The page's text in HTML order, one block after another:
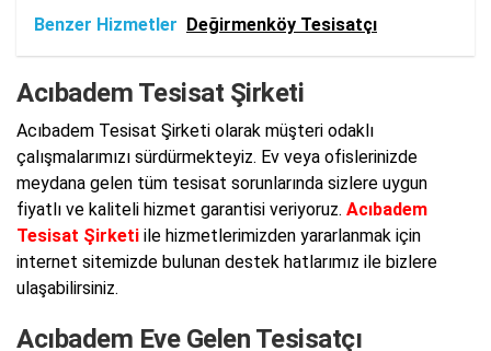
Benzer Hizmetler Değirmenköy Tesisatçı
Acıbadem Tesisat Şirketi
Acıbadem Tesisat Şirketi olarak müşteri odaklı
çalışmalarımızı sürdürmekteyiz. Ev veya ofislerinizde
meydana gelen tüm tesisat sorunlarında sizlere uygun
fiyatlı ve kaliteli hizmet garantisi veriyoruz. Acıbadem
Tesisat Şirketi ile hizmetlerimizden yararlanmak için
internet sitemizde bulunan destek hatlarımız ile bizlere
ulaşabilirsiniz.
Acıbadem Eve Gelen Tesisatçı